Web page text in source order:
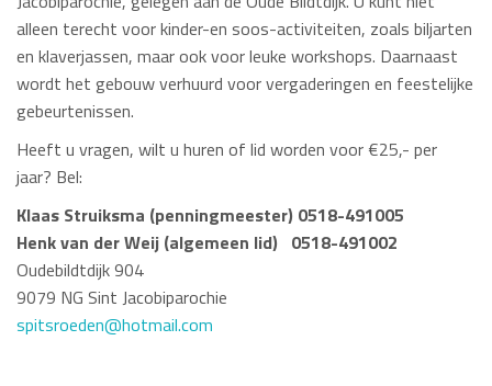
alleen terecht voor kinder-en soos-activiteiten, zoals biljarten
en klaverjassen, maar ook voor leuke workshops. Daarnaast
wordt het gebouw verhuurd voor vergaderingen en feestelijke
gebeurtenissen.
Heeft u vragen, wilt u huren of lid worden voor €25,- per
jaar? Bel:
Klaas Struiksma (penningmeester) 0518-491005
Henk van der Weij (algemeen lid) 0518-491002
Oudebildtdijk 904
9079 NG Sint Jacobiparochie
spitsroeden@hotmail.com